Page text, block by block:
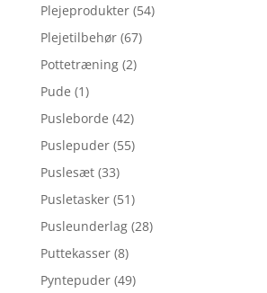
Plejeprodukter (54)
Plejetilbehør (67)
Pottetræning (2)
Pude (1)
Pusleborde (42)
Puslepuder (55)
Puslesæt (33)
Pusletasker (51)
Pusleunderlag (28)
Puttekasser (8)
Pyntepuder (49)